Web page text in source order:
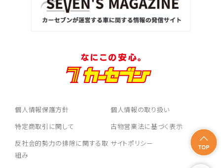
個人情報保護方針
個人情報の取り扱い
特定商取引に関して
古物営業法に基づく表示
反社会的勢力の排除に関する取
組み
サイトポリシー